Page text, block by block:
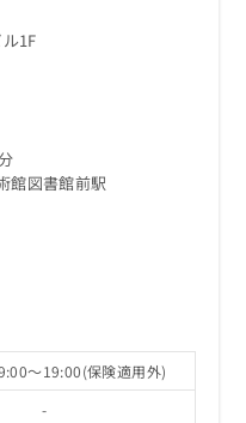
1F
館図書館前駅
～19:00(保険適用外)
-